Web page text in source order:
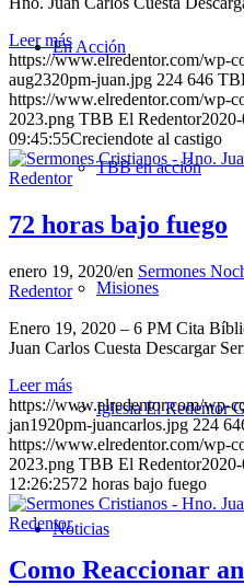
En Acción
TBB en acción
Misiones
Iglesia El Redentor
Noticias
Leer más
https://www.elredentor.com/wp-
aug2320pm-juan.jpg 224 646
https://www.elredentor.com/wp-
2023.png TBB El Redentor
09:45:55Creciendote al castigo
72 horas bajo fuego
enero 19, 2020/en Sermones
Redentor
Enero 19, 2020 – 6 PM Cita
Juan Carlos Cuesta Descargar
Leer más
https://www.elredentor.com/wp-
jan1920pm-juancarlos.jpg 224
https://www.elredentor.com/wp-
2023.png TBB El Redentor
12:26:2572 horas bajo fuego
Como Reaccionar